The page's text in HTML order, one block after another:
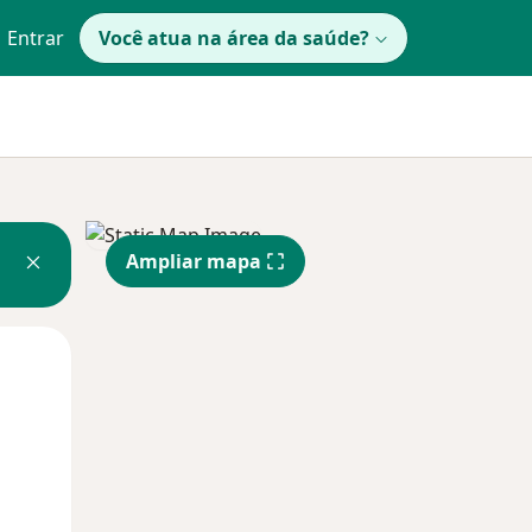
Entrar Você atua na área da saúde?
Ampliar mapa